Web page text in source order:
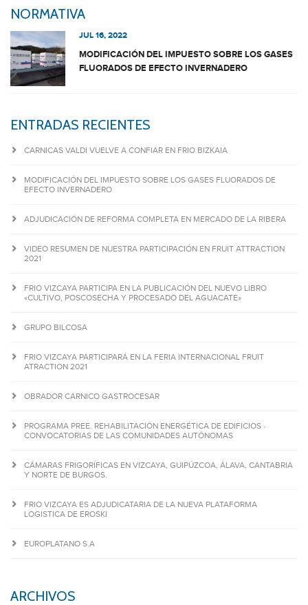
NORMATIVA
JUL 16, 2022
MODIFICACIÓN DEL IMPUESTO SOBRE LOS GASES
FLUORADOS DE EFECTO INVERNADERO
ENTRADAS RECIENTES
CARNICAS VALDI VUELVE A CONFIAR EN FRIO BIZKAIA
MODIFICACIÓN DEL IMPUESTO SOBRE LOS GASES FLUORADOS DE
EFECTO INVERNADERO
ADJUDICACIÓN DE REFORMA COMPLETA EN MERCADO DE LA RIBERA
VIDEO RESUMEN DE NUESTRA PARTICIPACIÓN EN FRUIT ATTRACTION
2021
FRIO VIZCAYA PARTICIPA EN LA PUBLICACIÓN DEL NUEVO LIBRO
«CULTIVO, POSCOSECHA Y PROCESADO DEL AGUACATE»
GRUPO BILCOSA
FRIO VIZCAYA PARTICIPARÁ EN LA FERIA INTERNACIONAL FRUIT
ATRACTION 2021
OBRADOR CARNICO GASTROCESAR
PROGRAMA PREE. REHABILITACIÓN ENERGÉTICA DE EDIFICIOS ·
CONVOCATORIAS DE LAS COMUNIDADES AUTÓNOMAS
CÁMARAS FRIGORÍFICAS EN VIZCAYA, GUIPÚZCOA, ÁLAVA, CANTABRIA
Y NORTE DE BURGOS.
FRIO VIZCAYA ES ADJUDICATARIA DE LA NUEVA PLATAFORMA
LOGISTICA DE EROSKI
EUROPLATANO S.A
ARCHIVOS